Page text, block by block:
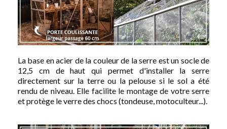
La base en acier de la couleur de la serre est un socle de
12,5 cm de haut qui permet d'installer la serre
directement sur la terre ou la pelouse si le sol a été
rendu de niveau. Elle facilite le montage de votre serre
et protège le verre des chocs (tondeuse, motoculteur...).